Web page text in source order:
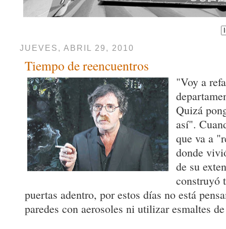
JUEVES, ABRIL 29, 2010
Tiempo de reencuentros
"Voy a
Quizá
así".
que va a
donde
de su
construyó
puertas adentro, por estos días no está
paredes con aerosoles ni utilizar esmaltes